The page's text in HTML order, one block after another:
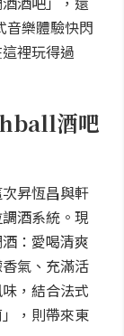
音樂體驗快閃
裡玩得過
酒吧
昇恆昌與軒
酒系統。現
：愛喝清爽
氣、充滿活
，結合法式
，則帶來東